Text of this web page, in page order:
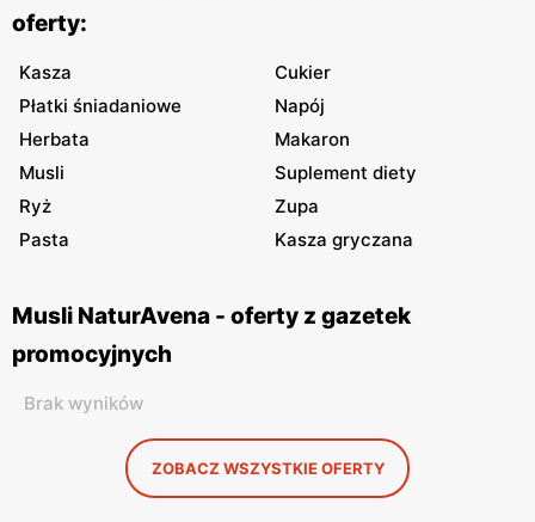
oferty:
Kasza
Cukier
Płatki śniadaniowe
Napój
Herbata
Makaron
Musli
Suplement diety
Ryż
Zupa
Pasta
Kasza gryczana
Musli NaturAvena - oferty z gazetek
promocyjnych
Brak wyników
ZOBACZ WSZYSTKIE OFERTY